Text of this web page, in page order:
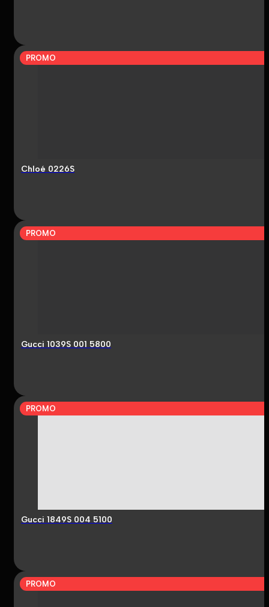
PROMO
Chloé 0226S
PROMO
Gucci 1039S 001 5800
PROMO
Gucci 1849S 004 5100
PROMO